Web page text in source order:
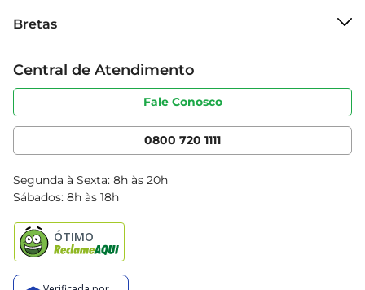
Grupo Cencosud
Sobre privacidade
Portal do fornecedor
Cencosud Media
Bretas
Produtos Bretas
Código de ética
Serviços
Clube Bretas
Blog Bretas
Black Friday
Central de Atendimento
Fale Conosco
0800 720 1111
Segunda à Sexta: 8h às 20h
Sábados: 8h às 18h